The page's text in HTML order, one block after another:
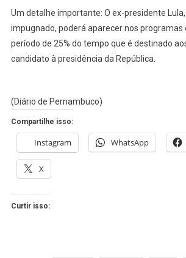
Um detalhe importante: O ex-presidente
impugnado, poderá aparecer nos programas
período de 25% do tempo que é destinado
candidato à presidência da República.
(Diário de Pernambuco)
Compartilhe isso:
Instagram WhatsApp
X
Curtir isso: